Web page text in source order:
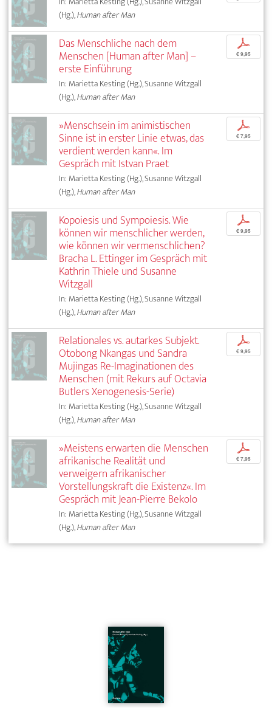
(Hg.),Human after Man
Das Menschliche nach dem
Menschen [Human after Man] –
erste Einführung
In: Marietta Kesting (Hg.), Susanne Witzgall
(Hg.),Human after Man
p
€ 9,95
»Menschsein im animistischen
Sinne ist in erster Linie etwas, das
verdient werden kann«. Im
Gespräch mit Istvan Praet
In: Marietta Kesting (Hg.), Susanne Witzgall
(Hg.),Human after Man
p
€ 7,95
Kopoiesis und Sympoiesis. Wie
können wir menschlicher werden,
wie können wir vermenschlichen?
Bracha L. Ettinger im Gespräch mit
Kathrin Thiele und Susanne
Witzgall
In: Marietta Kesting (Hg.), Susanne Witzgall
(Hg.),Human after Man
p
€ 9,95
Relationales vs. autarkes Subjekt.
Otobong Nkangas und Sandra
Mujingas Re-Imaginationen des
Menschen (mit Rekurs auf Octavia
Butlers Xenogenesis-Serie)
In: Marietta Kesting (Hg.), Susanne Witzgall
(Hg.),Human after Man
p
€ 9,95
»Meistens erwarten die Menschen
afrikanische Realität und
verweigern afrikanischer
Vorstellungskraft die Existenz«. Im
Gespräch mit Jean-Pierre Bekolo
In: Marietta Kesting (Hg.), Susanne Witzgall
(Hg.),Human after Man
p
€ 7,95